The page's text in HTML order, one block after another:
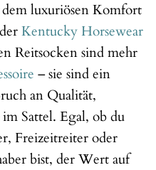
luxuriösen Komfort
Kentucky Horsewear
Reitsocken sind mehr
– sie sind ein
an Qualität,
Sattel. Egal, ob du
Freizeitreiter oder
bist, der Wert auf